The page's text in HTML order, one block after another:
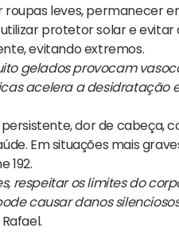
roupas leves, permanecer
protetor solar e evitar
evitando extremos.
gelados provocam
acelera a desidratação
dor de cabeça,
Em situações mais
192.
respeitar os limites do
causar danos